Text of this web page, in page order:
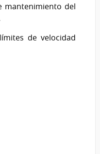
mantenimiento del
de velocidad